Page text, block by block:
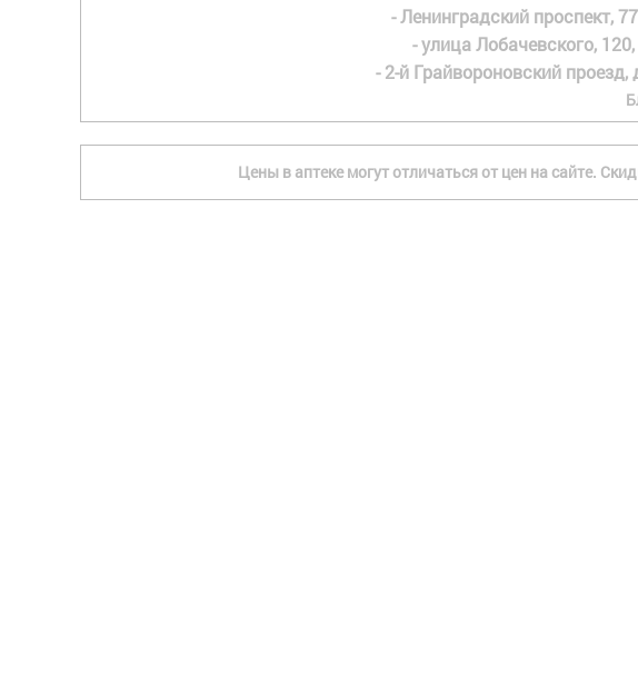
- Ленинградский проспект,
- улица Лобачевского, 120,
- 2-й Грайвороновский проезд,
Цены в аптеке могут отличаться от цен на сайте.